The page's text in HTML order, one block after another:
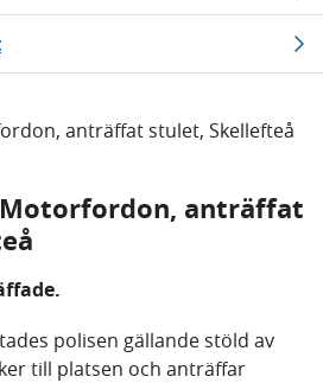
anträffat stulet, Skellefteå
anträffat
polisen gällande stöld av
till platsen och anträffar